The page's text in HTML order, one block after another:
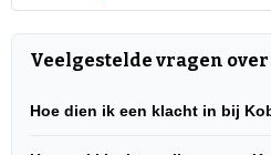
Veelgestelde vragen over
Hoe dien ik een klacht in bij